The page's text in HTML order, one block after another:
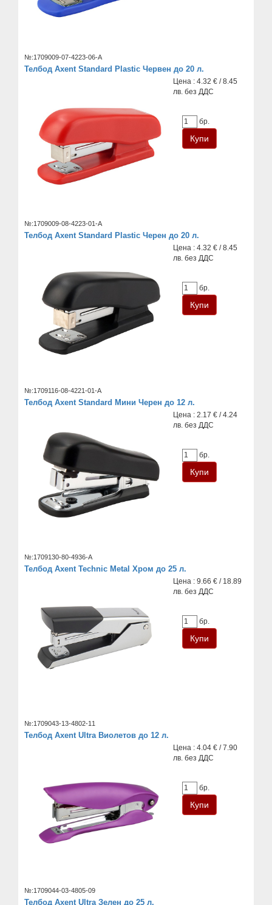
№:1709009-07-4223-06-A
Телбод Axent Standard Plastic Червен до 20 л.
Цена : 4.32 € / 8.45
лв. без ДДС
бр.
№:1709009-08-4223-01-A
Телбод Axent Standard Plastic Черен до 20 л.
Цена : 4.32 € / 8.45
лв. без ДДС
бр.
№:1709116-08-4221-01-A
Телбод Axent Standard Мини Черен до 12 л.
Цена : 2.17 € / 4.24
лв. без ДДС
бр.
№:1709130-80-4936-A
Телбод Axent Technic Metal Хром до 25 л.
Цена : 9.66 € / 18.89
лв. без ДДС
бр.
№:1709043-13-4802-11
Телбод Axent Ultra Виолетов до 12 л.
Цена : 4.04 € / 7.90
лв. без ДДС
бр.
№:1709044-03-4805-09
Телбод Axent Ultra Зелен до 25 л.